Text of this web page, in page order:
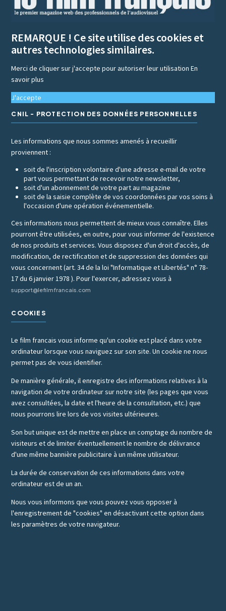
REMARQUE ! Ce site utilise des cookies et
autres technologies similaires.
Merci de cliquer sur j'accepte pour autoriser leur utilisationEn
savoir plus
J'accepte
CNIL - PROTECTION DES DONNÉES PERSONNELLES
Les informations que nous sommes amenés à recueillir
proviennent :
soit de l'inscription volontaire d'une adresse e-mail de votre
part vous permettant de recevoir notre newsletter,
soit d'un abonnement de votre part au magazine
soit de la saisie complète de vos coordonnées par vos soins à
l'occasion d'une opération événementielle.
Ces informations nous permettent de mieux vous connaître. Elles
pourront être utilisées, en outre, pour vous informer de l'existence
de nos produits et services. Vous disposez d'un droit d'accès, de
modification, de rectification et de suppression des données qui
vous concernent (art. 34 de la loi "Informatique et Libertés" n° 78-
17 du 6 janvier 1978 ). Pour l'exercer, adressez vous à
support@lefilmfrancais.com
COOKIES
Le film francais vous informe qu'un cookie est placé dans votre
ordinateur lorsque vous naviguez sur son site. Un cookie ne nous
permet pas de vous identifier.
De manière générale, il enregistre des informations relatives à la
navigation de votre ordinateur sur notre site (les pages que vous
avez consultées, la date et l'heure de la consultation, etc.) que
nous pourrons lire lors de vos visites ultérieures.
Son but unique est de mettre en place un comptage du nombre de
visiteurs et de limiter éventuellement le nombre de délivrance
d'une même bannière publicitaire à un même utilisateur.
La durée de conservation de ces informations dans votre
ordinateur est de un an.
Nous vous informons que vous pouvez vous opposer à
l'enregistrement de "cookies" en désactivant cette option dans
les paramètres de votre navigateur.